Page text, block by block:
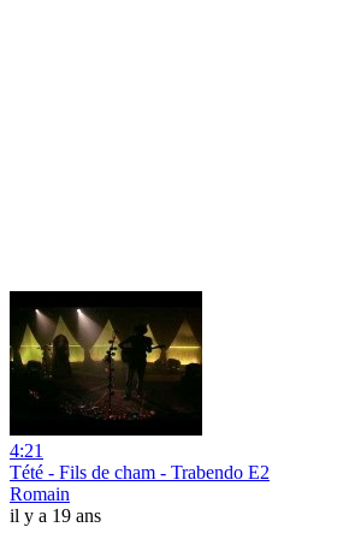
4:21
Tété - Fils de cham - Trabendo E2
Romain
il y a 19 ans